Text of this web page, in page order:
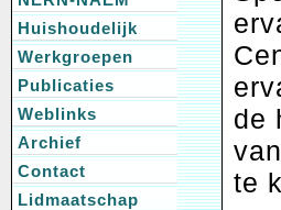
de
te
Huishoudelijk
Werkgroepen
Publicaties
Weblinks
Archief
Contact
Lidmaatschap